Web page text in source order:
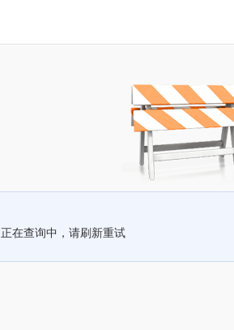
正在查询中，请刷新重试